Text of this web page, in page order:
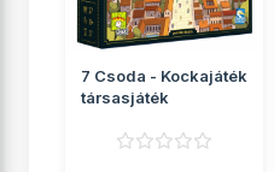
7 Csoda - Kockajáték
társasjáték